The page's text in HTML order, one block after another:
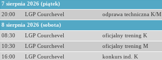
7 sierpnia 2026 (piątek)
20:00
LGP Courchevel
odprawa techniczna K/M
8 sierpnia 2026 (sobota)
08:30
LGP Courchevel
oficjalny trening K
10:30
LGP Courchevel
oficjalny trening M
16:00
LGP Courchevel
konkurs ind. K